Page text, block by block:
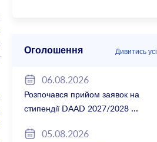
Оголошення Дивитись усі
06.08.2026
Розпочався прийом заявок на
стипендії DAAD 2027/2028
05.08.2026